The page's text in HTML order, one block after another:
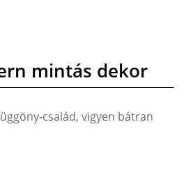
mintás dekor
család, vigyen bátran